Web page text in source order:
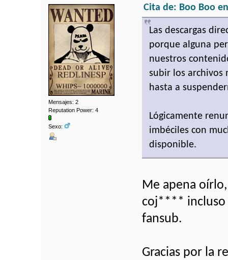
Mensajes: 2
Reputation Power: 4
Sexo:
Cita de: Boo Boo
Las descargas
porque alguna
nuestros
subir los archivos
hasta a
Lógicamente
imbéciles con
disponible.
Me apena
coj**** incluso
fansub.
Gracias por la